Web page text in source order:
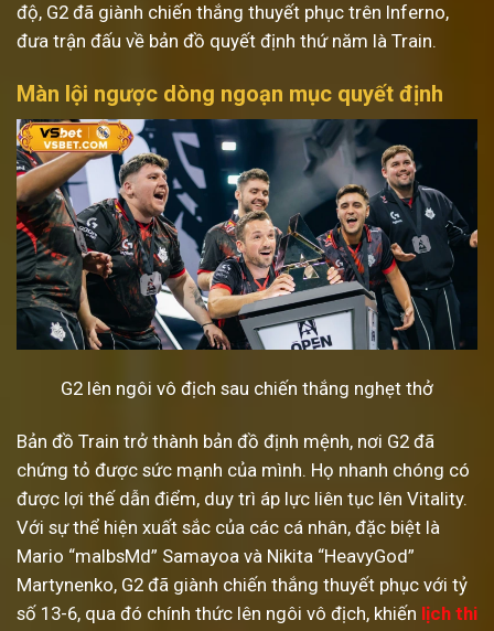
độ, G2 đã giành chiến thắng thuyết phục trên Inferno,
đưa trận đấu về bản đồ quyết định thứ năm là Train.
Màn lội ngược dòng ngoạn mục quyết định
G2 lên ngôi vô địch sau chiến thắng nghẹt thở
Bản đồ Train trở thành bản đồ định mệnh, nơi G2 đã
chứng tỏ được sức mạnh của mình. Họ nhanh chóng có
được lợi thế dẫn điểm, duy trì áp lực liên tục lên Vitality.
Với sự thể hiện xuất sắc của các cá nhân, đặc biệt là
Mario “malbsMd” Samayoa và Nikita “HeavyGod”
Martynenko, G2 đã giành chiến thắng thuyết phục với tỷ
số 13-6, qua đó chính thức lên ngôi vô địch, khiến lịch thi